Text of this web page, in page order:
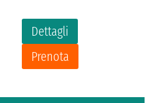
Dettagli
Prenota